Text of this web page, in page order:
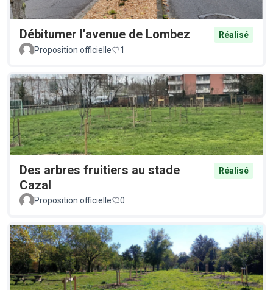
Débitumer l'avenue de Lombez
Réalisé
Proposition officielle
1
Des arbres fruitiers au stade
Cazal
Réalisé
Proposition officielle 0